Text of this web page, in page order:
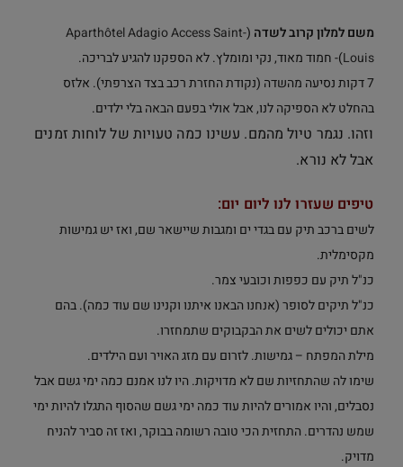
משם למלון קרוב לשדה (
Aparthôtel Adagio Access Saint-
Louis)- חמוד מאוד, נקי ומומלץ. לא הספקנו להגיע לבריכה.
7 דקות נסיעה מהשדה (נקודת החזרת רכב בצד הצרפתי). אלזס
בהחלט לא הספיקה לנו, אבל אולי בפעם הבאה בלי ילדים.
וזהו. נגמר טיול מהמם. עשינו כמה טעויות של לוחות זמנים
אבל לא נורא.
טיפים שעזרו לנו ליום יום:
לשים ברכב תיק עם בגדי ים ומגבות שיישאר שם, ואז יש גמישות
מקסימלית.
כנ"ל תיק עם כפפות וכובעי צמר.
כנ"ל תיקים לסופר (אנחנו הבאנו איתנו וקנינו שם עוד כמה). בהם
אתם יכולים לשים את הבקבוקים שתמחזרו.
מילת המפתח – גמישות. לזרום עם מזג האויר ועם הילדים.
שימו לה שהתחזיות שם לא מדויקות. היו לנו אמנם כמה ימי גשם אבל
נסבלים, והיו אמורים להיות עוד כמה ימי גשם שהסוף התגלו להיות ימי
שמש נהדרים. התחזית הכי טובה רשומה בבוקר, ואז זה סביר להניח
מדויק.